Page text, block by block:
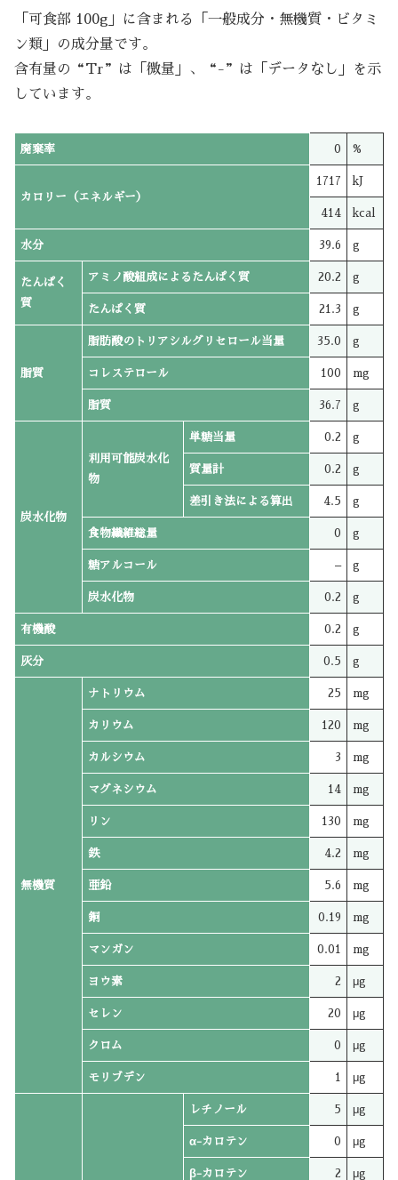
「可食部 100g」に含まれる「一般成分・無機質・ビタミ
ン類」の成分量です。
含有量の“Tr”は「微量」、“-”は「データなし」を示
しています。
廃棄率 0 %
カロリー（エネルギー）
1717 kJ
414 kcal
水分 39.6 g
たんぱく
質
アミノ酸組成によるたんぱく質 20.2 g
たんぱく質 21.3 g
脂質
脂肪酸のトリアシルグリセロール当量 35.0 g
コレステロール 100 mg
脂質 36.7 g
炭水化物
利用可能炭水化
物
単糖当量 0.2 g
質量計 0.2 g
差引き法による算出 4.5 g
食物繊維総量 0 g
糖アルコール – g
炭水化物 0.2 g
有機酸 0.2 g
灰分 0.5 g
無機質
ナトリウム 25 mg
カリウム 120 mg
カルシウム 3 mg
マグネシウム 14 mg
リン 130 mg
鉄 4.2 mg
亜鉛 5.6 mg
銅 0.19 mg
マンガン 0.01 mg
ヨウ素 2 μg
セレン 20 μg
クロム 0 μg
モリブデン 1 μg
レチノール 5 μg
α-カロテン 0 μg
β-カロテン 2 μg